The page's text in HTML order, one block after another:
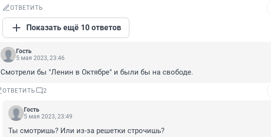
ОТВЕТИТЬ
Показать ещё 10 ответов
Гость
5 мая 2023, 23:46
Смотрели бы "Ленин в Октябре" и были бы на свободе.
ОТВЕТИТЬ 2
Гость
5 мая 2023, 23:49
Ты смотришь? Или из-за решетки строчишь?